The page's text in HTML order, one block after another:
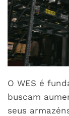
O WES é
buscam
seus